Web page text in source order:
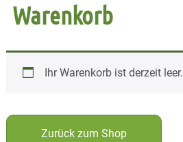
Warenkorb
Ihr Warenkorb ist derzeit leer.
Zurück zum Shop